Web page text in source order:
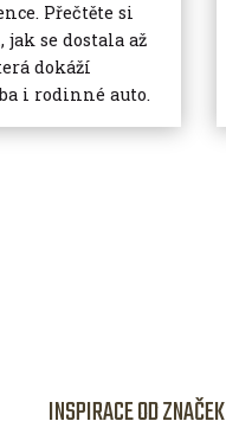
Přečtěte si
jak se dostala až
dokáží
i rodinné auto.
INSPIRACE OD ZNAČEK